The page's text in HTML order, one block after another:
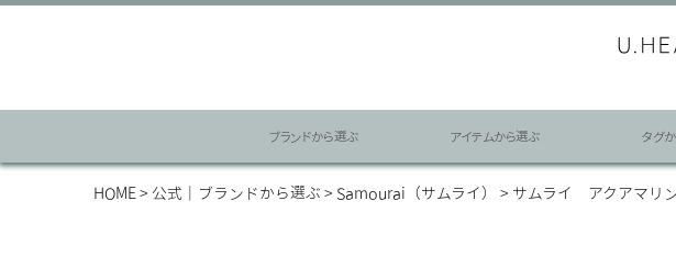
ブランドから選ぶ アイテムから選ぶ タグ
HOME 公式｜ブランドから選ぶ Samourai（サムライ） サムライ アクアマリ